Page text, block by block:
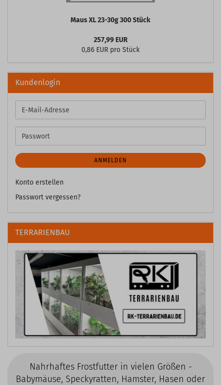
Maus XL 23-30g 300 Stück
257,99 EUR
0,86 EUR pro Stück
Kundenlogin
E-
Mail-
Adresse
Passwort
ANMELDEN
Konto erstellen
Passwort vergessen?
TERRARIENBAU
Nahrhaftes Frostfutter in vielen Größen -
Babymäuse, Speckyratten, Hamster, Hasen oder